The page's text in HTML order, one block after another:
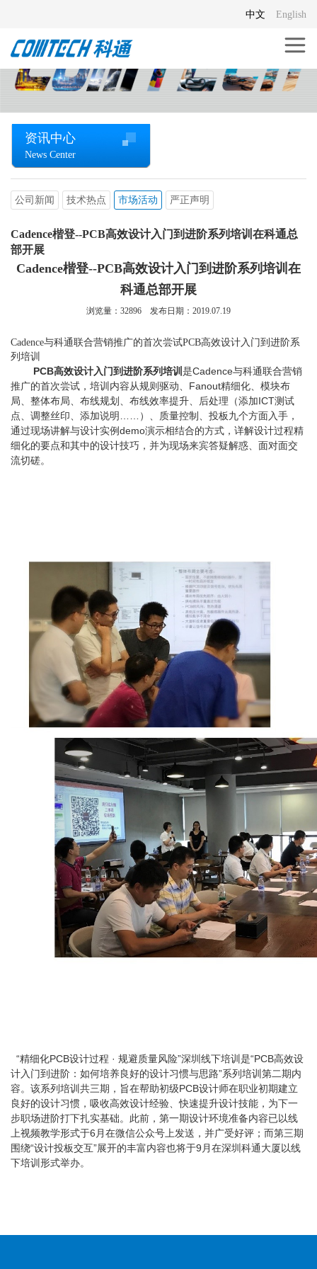
English
中文
资讯中心
News Center
公司新闻 技术热点 市场活动 严正声明
Cadence楷登--PCB高效设计入门到进阶系列培训在科通总
部开展
Cadence楷登--PCB高效设计入门到进阶系列培训在
科通总部开展
浏览量： 32896 发布日期：2019.07.19
Cadence与科通联合营销推广的首次尝试PCB高效设计入门到进阶系
列培训
PCB高效设计入门到进阶系列培训 是Cadence与科通联合营销
推广的首次尝试，培训内容从规则驱动、Fanout精细化、模块布
局、整体布局、布线规划、布线效率提升、后处理（添加ICT测试
点、调整丝印、添加说明……）、质量控制、投板九个方面入手，
通过现场讲解与设计实例demo演示相结合的方式，详解设计过程精
细化的要点和其中的设计技巧，并为现场来宾答疑解惑、面对面交
流切磋。
“精细化PCB设计过程 · 规避质量风险”深圳线下培训是“PCB高效设
计入门到进阶：如何培养良好的设计习惯与思路”系列培训第二期内
容。该系列培训共三期，旨在帮助初级PCB设计师在职业初期建立
良好的设计习惯，吸收高效设计经验、快速提升设计技能，为下一
步职场进阶打下扎实基础。此前，第一期设计环境准备内容已以线
上视频教学形式于6月在微信公众号上发送，并广受好评；而第三期
围绕“设计投板交互”展开的丰富内容也将于9月在深圳科通大厦以线
下培训形式举办。